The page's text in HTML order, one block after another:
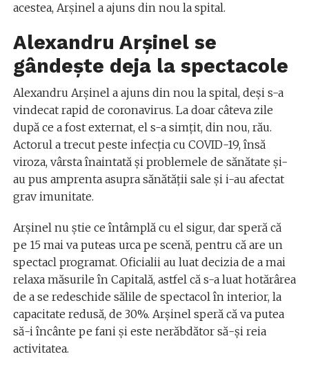
acestea, Arșinel a ajuns din nou la spital.
Alexandru Arșinel se
gândește deja la spectacole
Alexandru Arșinel a ajuns din nou la spital, deși s-a
vindecat rapid de coronavirus. La doar câteva zile
după ce a fost externat, el s-a simțit, din nou, rău.
Actorul a trecut peste infecția cu COVID-19, însă
viroza, vârsta înaintată și problemele de sănătate și-
au pus amprenta asupra sănătății sale și i-au afectat
grav imunitate.
Arșinel nu știe ce întâmplă cu el sigur, dar speră că
pe 15 mai va puteas urca pe scenă, pentru că are un
spectacl programat. Oficialii au luat decizia de a mai
relaxa măsurile în Capitală, astfel că s-a luat hotărârea
de a se redeschide sălile de spectacol în interior, la
capacitate redusă, de 30%. Arșinel speră că va putea
să-i încânte pe fani și este nerăbdător să-și reia
activitatea.